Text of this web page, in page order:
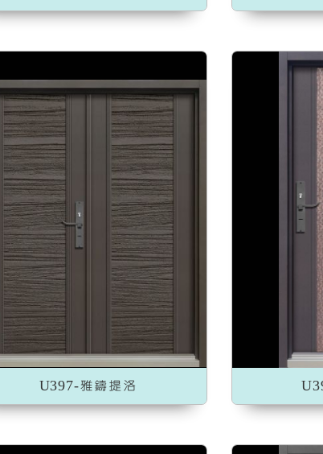
U397-雅鑄提洛
加入收藏